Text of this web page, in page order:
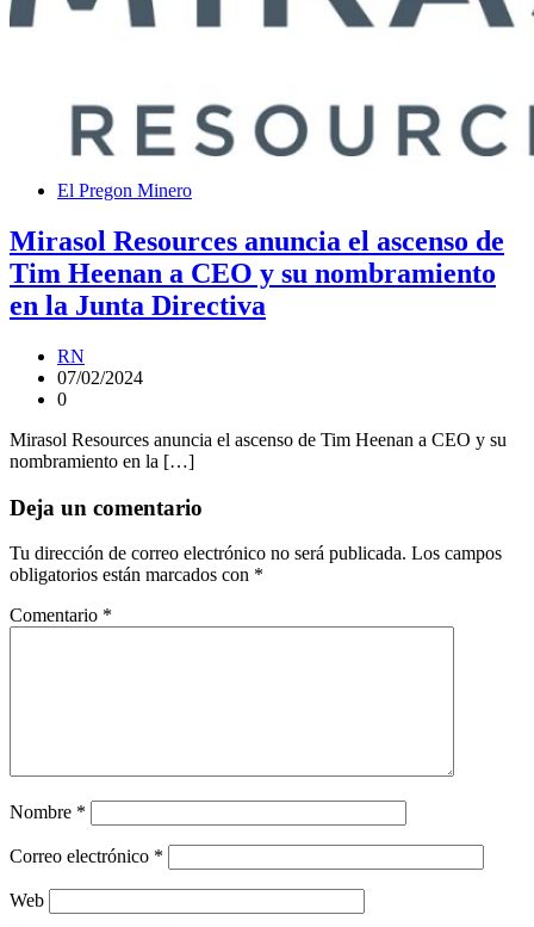
El Pregon Minero
Mirasol Resources anuncia el ascenso de
Tim Heenan a CEO y su nombramiento
en la Junta Directiva
RN
07/02/2024
0
Mirasol Resources anuncia el ascenso de Tim Heenan a CEO y su
nombramiento en la […]
Deja un comentario
Tu dirección de correo electrónico no será publicada. Los campos
obligatorios están marcados con *
Comentario *
Nombre *
Correo electrónico *
Web